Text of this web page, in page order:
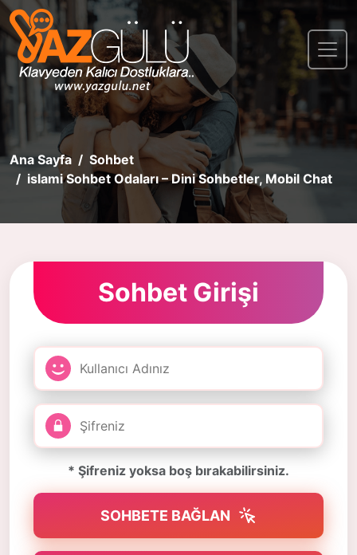
Ana Sayfa
Sohbet
islami Sohbet Odaları – Dini Sohbetler, Mobil Chat
Sohbet Girişi
* Şifreniz yoksa boş bırakabilirsiniz.
SOHBETE BAĞLAN